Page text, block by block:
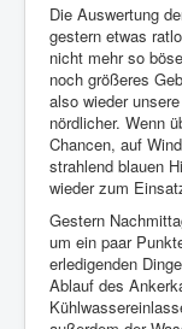
Die Auswertung
gestern etwas
nicht mehr so
noch größeres
also wieder
nördlicher. Wenn
Chancen, auf
strahlend blauen
wieder zum
Gestern
um ein paar
erledigenden
Ablauf des